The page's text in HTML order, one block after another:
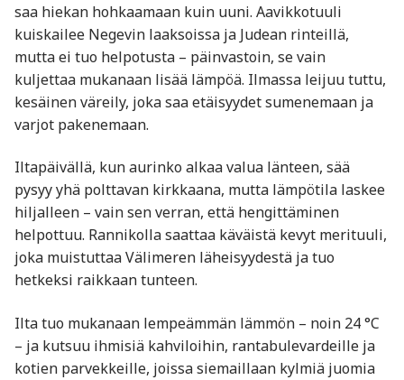
saa hiekan hohkaamaan kuin uuni. Aavikkotuuli
kuiskailee Negevin laaksoissa ja Judean rinteillä,
mutta ei tuo helpotusta – päinvastoin, se vain
kuljettaa mukanaan lisää lämpöä. Ilmassa leijuu tuttu,
kesäinen väreily, joka saa etäisyydet sumenemaan ja
varjot pakenemaan.
Iltapäivällä, kun aurinko alkaa valua länteen, sää
pysyy yhä polttavan kirkkaana, mutta lämpötila laskee
hiljalleen – vain sen verran, että hengittäminen
helpottuu. Rannikolla saattaa käväistä kevyt merituuli,
joka muistuttaa Välimeren läheisyydestä ja tuo
hetkeksi raikkaan tunteen.
Ilta tuo mukanaan lempeämmän lämmön – noin 24 °C
– ja kutsuu ihmisiä kahviloihin, rantabulevardeille ja
kotien parvekkeille, joissa siemaillaan kylmiä juomia